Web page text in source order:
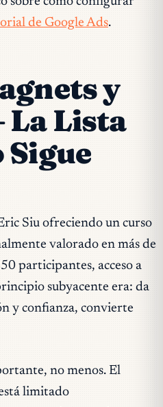
de Google Ads.
y
Lista
Sigue
Siu ofreciendo un curso
valorado en más de
participantes, acceso a
subyacente era: da
y confianza, convierte
no menos. El
limitado